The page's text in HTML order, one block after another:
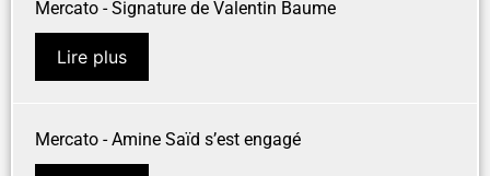
Mercato - Signature de Valentin Baume
Lire plus
Mercato - Amine Saïd s’est engagé